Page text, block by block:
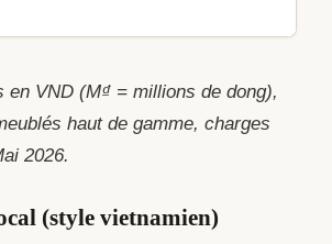
en VND (M₫ = millions de dong),
haut de gamme, charges
2026.
(style vietnamien)